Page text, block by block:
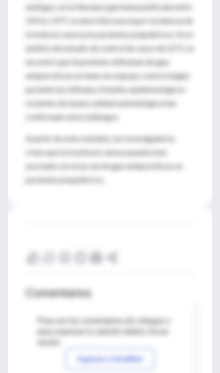
análogos, en la literatura germana publicada entre
1953 y 1977, se describió una mayor incidencia de
trombosis venosa en pacientes psiquiátricos. En el
análisis del estudio de control de casos de LETS, se
encontró que 4 pacientes utilizaban drogas
antipsicóticas en tanto en el grupo control ningún
paciente las utilizaba. Estudios epidemiológicos
recientes de buena calidad metodológica han
confirmado estos hallazgos.
A partir de estos estudios, los investigadores
creen que la trombosis venosa puede estar
asociada con el uso de drogas antipsicóticas en
pacientes psiquiátricos.
Comentarios
Para ver los comentarios de colegas o
Ingresar a IntraMed